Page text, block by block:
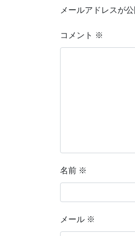
メールアドレスが
コメント ※
名前 ※
メール ※